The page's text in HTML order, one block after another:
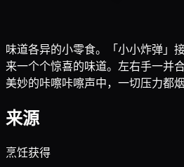
味道各异的小零食。「小小炸弹」
来一个个惊喜的味道。左右手一并
美妙的咔嚓咔嚓声中，一切压力都烟
来源
烹饪获得